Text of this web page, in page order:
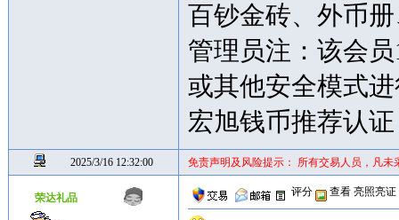
百钞金砖、外币
管理员注：该会
或其他安全模式
宏旭钱币推荐认证
2025/3/16 12:32:00 免责声明及风险提示： 所有交易人员，凡
荣达礼品 评分 查看 亮照亮证